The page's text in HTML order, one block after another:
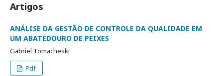
Artigos
ANÁLISE DA GESTÃO DE CONTROLE DA QUALIDADE EM
UM ABATEDOURO DE PEIXES
Gabriel Tomacheski
Pdf